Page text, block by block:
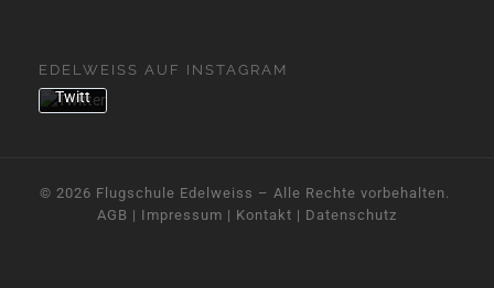
EDELWEISS AUF INSTAGRAM
von
Twitt
hren
© 2026 Flugschule Edelweiss – Alle Rechte vorbehalten. ­
AGB | Impressum | Kontakt | Datenschutz